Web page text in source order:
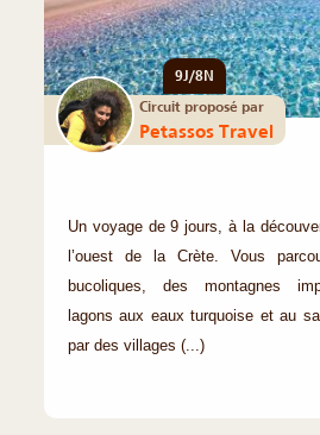
9J/8N
Circuit proposé par
Petassos Travel
Un voyage de 9 jours, à la
l’ouest de la Crète. Vous
bucoliques, des montagnes
lagons aux eaux turquoise et au
par des villages (...)